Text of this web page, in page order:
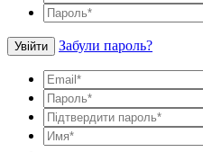
Увійти Забули пароль?